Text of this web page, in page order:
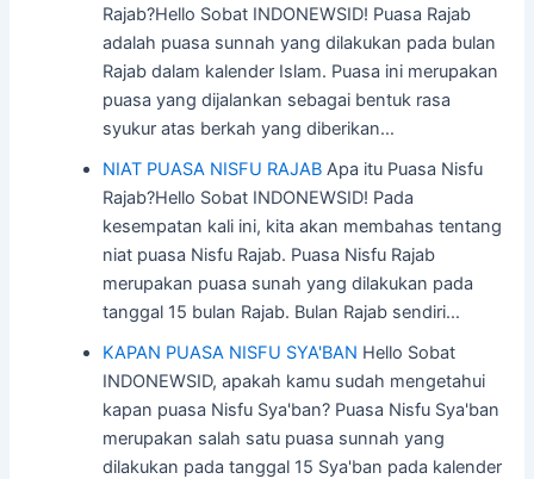
Rajab?Hello Sobat INDONEWSID! Puasa Rajab
adalah puasa sunnah yang dilakukan pada bulan
Rajab dalam kalender Islam. Puasa ini merupakan
puasa yang dijalankan sebagai bentuk rasa
syukur atas berkah yang diberikan…
NIAT PUASA NISFU RAJAB Apa itu Puasa Nisfu
Rajab?Hello Sobat INDONEWSID! Pada
kesempatan kali ini, kita akan membahas tentang
niat puasa Nisfu Rajab. Puasa Nisfu Rajab
merupakan puasa sunah yang dilakukan pada
tanggal 15 bulan Rajab. Bulan Rajab sendiri…
KAPAN PUASA NISFU SYA'BAN Hello Sobat
INDONEWSID, apakah kamu sudah mengetahui
kapan puasa Nisfu Sya'ban? Puasa Nisfu Sya'ban
merupakan salah satu puasa sunnah yang
dilakukan pada tanggal 15 Sya'ban pada kalender